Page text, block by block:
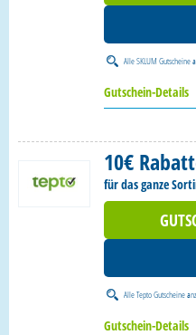
AlleSKLUM Gutscheine
Gutschein-Details
10€
für das ganze
AlleTepto Gutscheine
Gutschein-Details